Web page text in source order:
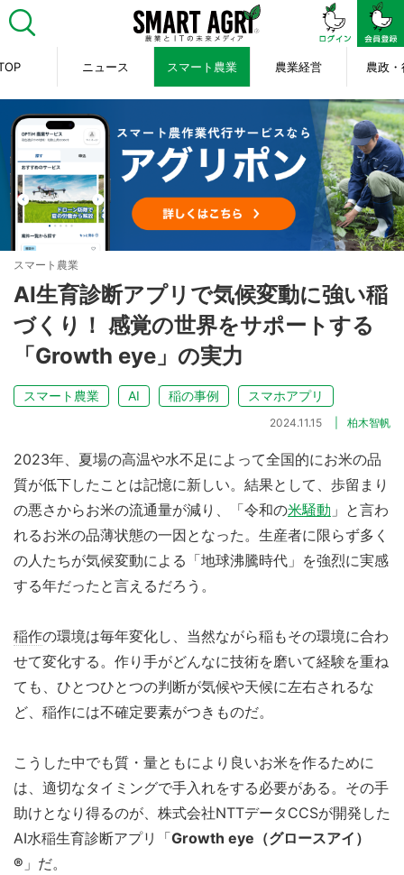
ニュース スマート農業 農業経営 農政・
スマート農業
AI生育診断アプリで気候変動に強い稲
づくり！ 感覚の世界をサポートする
「Growth eye」の実力
スマート農業 AI 稲の事例 スマホアプリ
2024.11.15 柏木智帆
2023年、夏場の高温や水不足によって全国的にお米の品
質が低下したことは記憶に新しい。結果として、歩留まり
の悪さからお米の流通量が減り、「令和の米騒動 」と言わ
れるお米の品薄状態の一因となった。生産者に限らず多く
の人たちが気候変動による「地球沸騰時代」を強烈に実感
する年だったと言えるだろう。
稲作の環境は毎年変化し、当然ながら稲もその環境に合わ
せて変化する。作り手がどんなに技術を磨いて経験を重ね
ても、ひとつひとつの判断が気候や天候に左右されるな
ど、稲作には不確定要素がつきものだ。
こうした中でも質・量ともにより良いお米を作るために
は、適切なタイミングで手入れをする必要がある。その手
助けとなり得るのが、株式会社NTTデータCCSが開発した
AI水稲生育診断アプリ「Growth eye（グロースアイ）
®️ 」だ。